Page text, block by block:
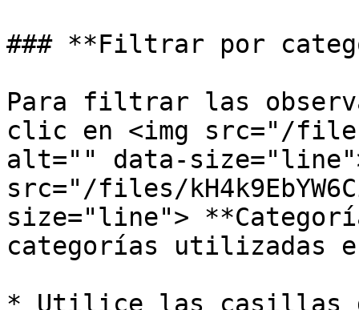
### **Filtrar por
Para filtrar las
clic en <img src="/files/
alt="" data-
src="/files/
size="line">
categorías utilizadas
* Utilice las casillas